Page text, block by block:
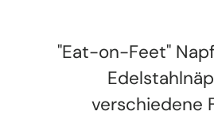
"Eat-on-Feet"
verschiedene